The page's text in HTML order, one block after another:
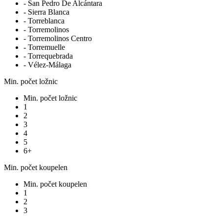
- San Pedro De Alcántara
- Sierra Blanca
- Torreblanca
- Torremolinos
- Torremolinos Centro
- Torremuelle
- Torrequebrada
- Vélez-Málaga
Min. počet ložnic
Min. počet ložnic
1
2
3
4
5
6+
Min. počet koupelen
Min. počet koupelen
1
2
3